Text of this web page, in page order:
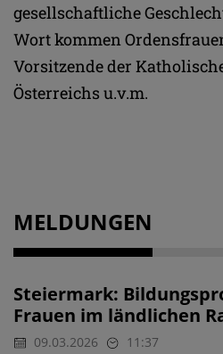
gesellschaftliche
Wort kommen
Vorsitzende der
Österreichs u.v.m.
MELDUNGEN
Steiermark:
Frauen im ländlichen
09.03.2026 11:37